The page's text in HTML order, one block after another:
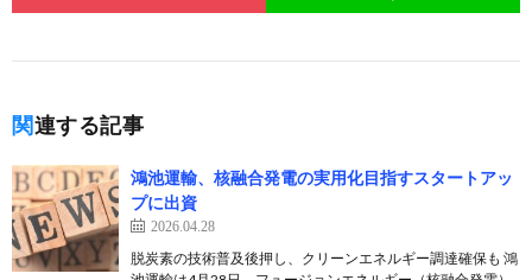
関連する記事
鴻池運輸、核融合発電の実用化目指すスタートアッ
プに出資
2026.04.28
脱炭素の技術普及後押し、クリーンエネルギー調達確保も 鴻